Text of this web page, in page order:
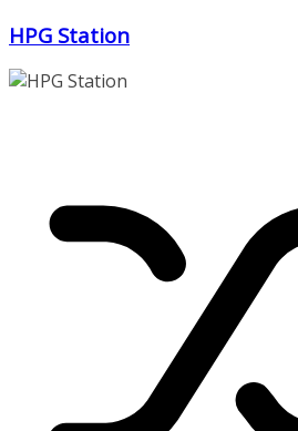
Zum
springen
HPG Station